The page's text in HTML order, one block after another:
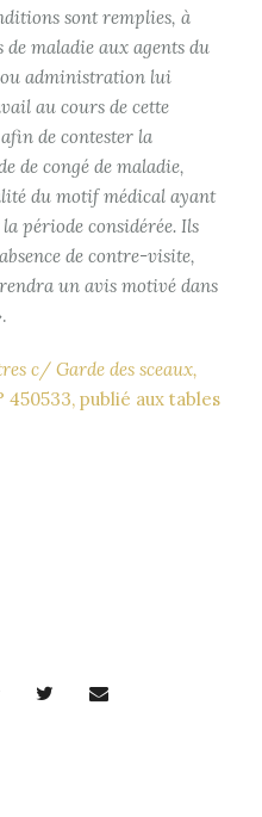
sont remplies, à
de maladie aux agents du
ou administration lui
au cours de cette
de contester la
de congé de maladie,
du motif médical ayant
période considérée. Ils
de contre-visite,
un avis motivé dans
c/ Garde des sceaux,
450533, publié aux tables